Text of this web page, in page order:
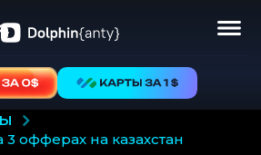
3 офферах на казахстан